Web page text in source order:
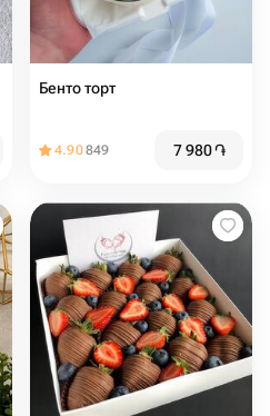
Бенто торт
4.90849 7 980֏